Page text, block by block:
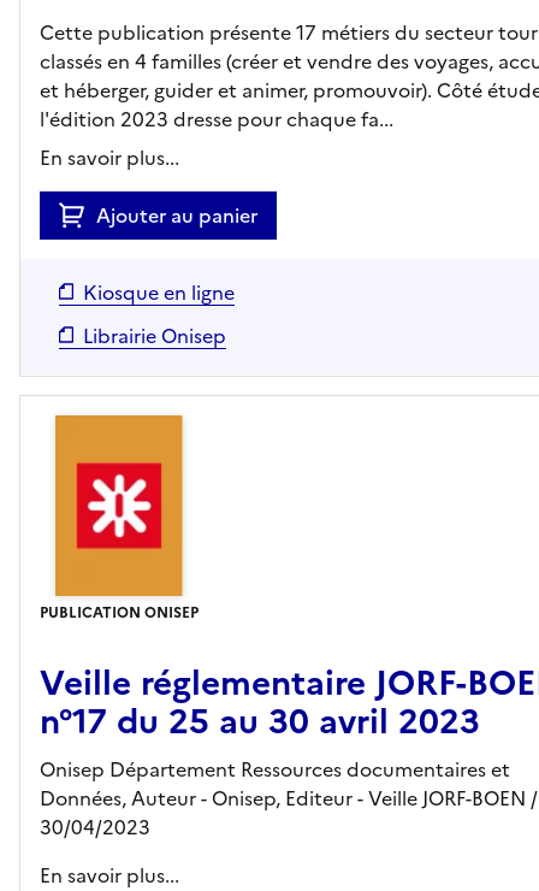
Cette publication présente 17 métiers du secteur
classés en 4 familles (créer et vendre des voyages,
et héberger, guider et animer, promouvoir). Côté
l'édition 2023 dresse pour chaque fa...
En savoir plus...
Ajouter au panier
Kiosque en ligne
Librairie Onisep
PUBLICATION ONISEP
Veille réglementaire JORF-
n°17 du 25 au 30 avril 2023
Onisep Département Ressources documentaires et
Données, Auteur - Onisep, Editeur- Veille JORF-BOEN
30/04/2023
En savoir plus...